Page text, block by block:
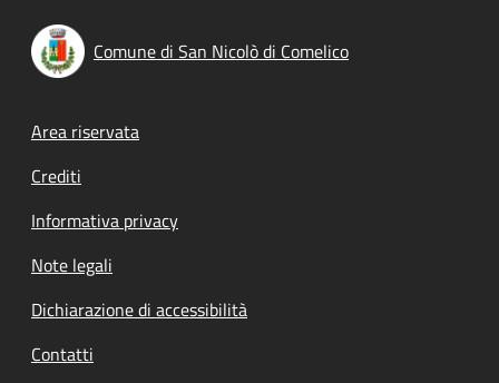
Comune di San Nicolò di Comelico
Footer menu
Area riservata
Crediti
Informativa privacy
Note legali
Dichiarazione di accessibilità
Contatti